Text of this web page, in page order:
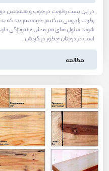
در این پست رطوبت در چوب و همچنین دوایر
رطوب را بررسی میکنیم.خواهیم دید
شوند.سلول های هر بخش چه ویژگی
است در درختان چطور در گردش...
مطالعه